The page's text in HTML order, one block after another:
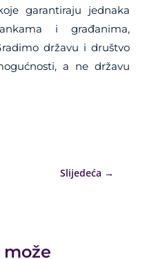
garantiraju jednaka
i građanima,
državu i društvo
a ne državu
Slijedeća →
može